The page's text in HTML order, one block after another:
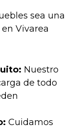
sea una
Vivarea
Nuestro
de todo
Cuidamos